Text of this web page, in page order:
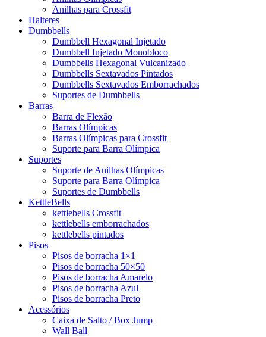
Anilhas para Crossfit
Halteres
Dumbbells
Dumbbell Hexagonal Injetado
Dumbbell Injetado Monobloco
Dumbbells Hexagonal Vulcanizado
Dumbbells Sextavados Pintados
Dumbbells Sextavados Emborrachados
Suportes de Dumbbells
Barras
Barra de Flexão
Barras Olímpicas
Barras Olímpicas para Crossfit
Suporte para Barra Olímpica
Suportes
Suporte de Anilhas Olímpicas
Suporte para Barra Olímpica
Suportes de Dumbbells
KettleBells
kettlebells Crossfit
kettlebells emborrachados
kettlebells pintados
Pisos
Pisos de borracha 1×1
Pisos de borracha 50×50
Pisos de borracha Amarelo
Pisos de borracha Azul
Pisos de borracha Preto
Acessórios
Caixa de Salto / Box Jump
Wall Ball